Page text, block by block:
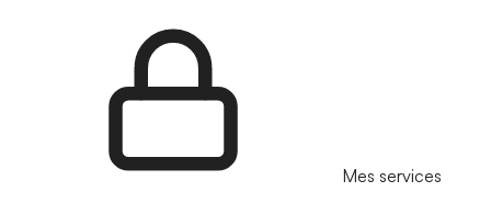
Mes services